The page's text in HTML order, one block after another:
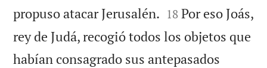
propuso atacar Jerusalén. 

18 Por eso Joás,
rey de Judá, recogió todos los objetos que
habían consagrado sus antepasados